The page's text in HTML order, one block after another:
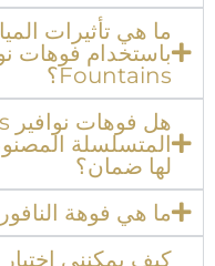
ما هي تأثيرات
Fountains؟
المتسلسلة
لها ضمان؟
ما هي فوهة
كيف يمكنني اختيار